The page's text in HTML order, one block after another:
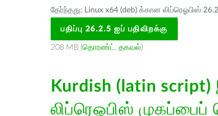
தேர்ந்தது: Linux x64 (deb) க்கான லிப்ரெஓபிஸ்
பதிப்பு 26.2.5 ஐப் பதிவிறக்கு
208 MB (தொரண்ட் , தகவல்)
Kurdish (latin script)
லிப்ரெஓபிஸ் முகப்பைப்